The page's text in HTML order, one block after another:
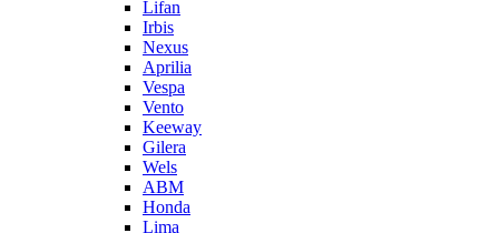
Lifan
Irbis
Nexus
Aprilia
Vespa
Vento
Keeway
Gilera
Wels
ABM
Honda
Lima